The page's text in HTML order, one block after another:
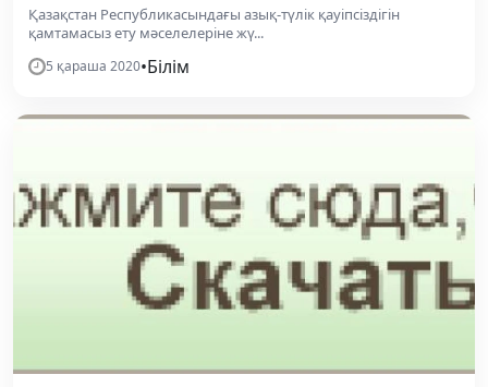
Қазақстан Республикасындағы азық-түлік қауіпсіздігін
қамтамасыз ету мәселелеріне жү...
5 қараша 2020•Білім